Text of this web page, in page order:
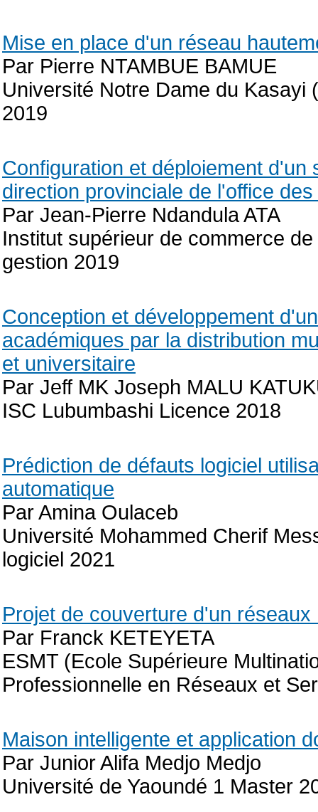
Mise en place d'un réseau
Par Pierre NTAMBUE BAMUE
Université Notre Dame du
2019
Configuration et déploiement
direction provinciale de l'office
Par Jean-Pierre Ndandula ATA
Institut supérieur de commerce
gestion 2019
Conception et développement
académiques par la distribution
et universitaire
Par Jeff MK Joseph MALU
ISC Lubumbashi Licence 2018
Prédiction de défauts logiciel
automatique
Par Amina Oulaceb
Université Mohammed Cherif
logiciel 2021
Projet de couverture d'un réseaux
Par Franck KETEYETA
ESMT (Ecole Supérieure
Professionnelle en Réseaux et
Maison intelligente et application
Par Junior Alifa Medjo Medjo
Université de Yaoundé 1 Master